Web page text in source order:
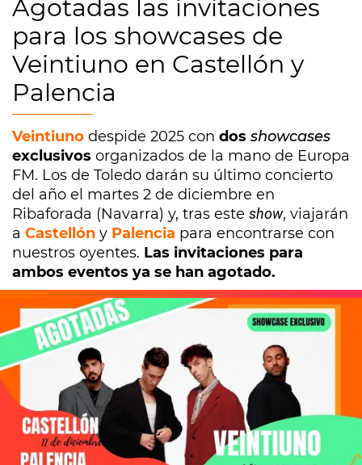
Agotadas las invitaciones
para los showcases de
Veintiuno en Castellón y
Palencia
Veintiuno despide 2025 con dos showcases
exclusivos organizados de la mano de Europa
FM. Los de Toledo darán su último concierto
del año el martes 2 de diciembre en
Ribaforada (Navarra) y, tras este show, viajarán
a Castellón y Palencia para encontrarse con
nuestros oyentes. Las invitaciones para
ambos eventos ya se han agotado.